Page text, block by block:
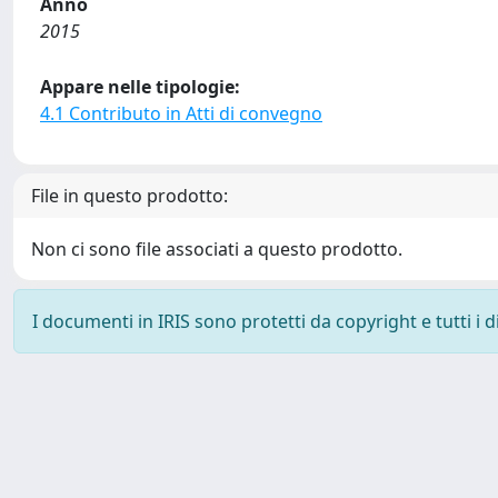
2015
Appare nelle tipologie:
4.1 Contributo in Atti di convegno
File in questo prodotto:
Non ci sono file associati a questo prodotto.
I documenti in IRIS sono protetti da copyright e tutti i